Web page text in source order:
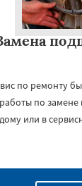
по ремонту
по
или в